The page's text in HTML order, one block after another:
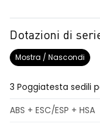
Dotazioni di
Mostra / Nascondi
3 Poggiatesta sedili
ABS + ESC/ESP + HSA